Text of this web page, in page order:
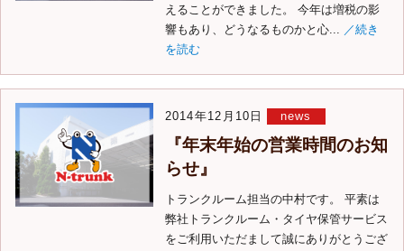
えることができました。 今年は増税の影
響もあり、どうなるものかと心...
／続き
を読む
2014年12月10日 news
『年末年始の営業時間のお知
らせ』
トランクルーム担当の中村です。 平素は
弊社トランクルーム・タイヤ保管サービス
をご利用いただまして誠にありがとうござ